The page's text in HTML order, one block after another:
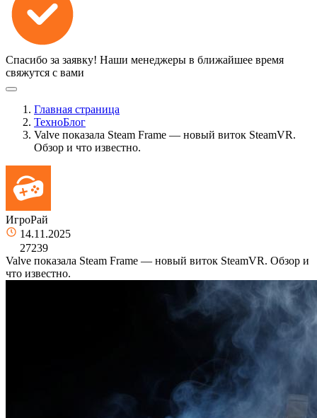
Спасибо за заявку! Наши менеджеры в ближайшее время
свяжутся с вами
Главная страница
ТехноБлог
Valve показала Steam Frame — новый виток SteamVR.
Обзор и что известно.
ИгроРай
14.11.2025
27239
Valve показала Steam Frame — новый виток SteamVR. Обзор и
что известно.